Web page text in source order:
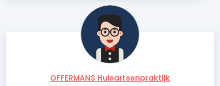
OFFERMANS Huisartsenpraktijk